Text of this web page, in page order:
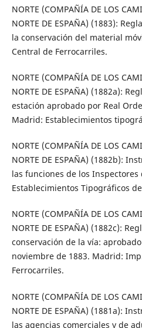
NORTE (COMPAÑÍA DE LOS
NORTE DE ESPAÑA) (1883):
la conservación del material
Central de Ferrocarriles.
NORTE (COMPAÑÍA DE LOS
NORTE DE ESPAÑA) (1882a):
estación aprobado por Real
Madrid: Establecimientos
NORTE (COMPAÑÍA DE LOS
NORTE DE ESPAÑA) (1882b):
las funciones de los
Establecimientos Tipográficos
NORTE (COMPAÑÍA DE LOS
NORTE DE ESPAÑA) (1882c):
conservación de la vía:
noviembre de 1883. Madrid:
Ferrocarriles.
NORTE (COMPAÑÍA DE LOS
NORTE DE ESPAÑA) (1881a):
las agencias comerciales y de